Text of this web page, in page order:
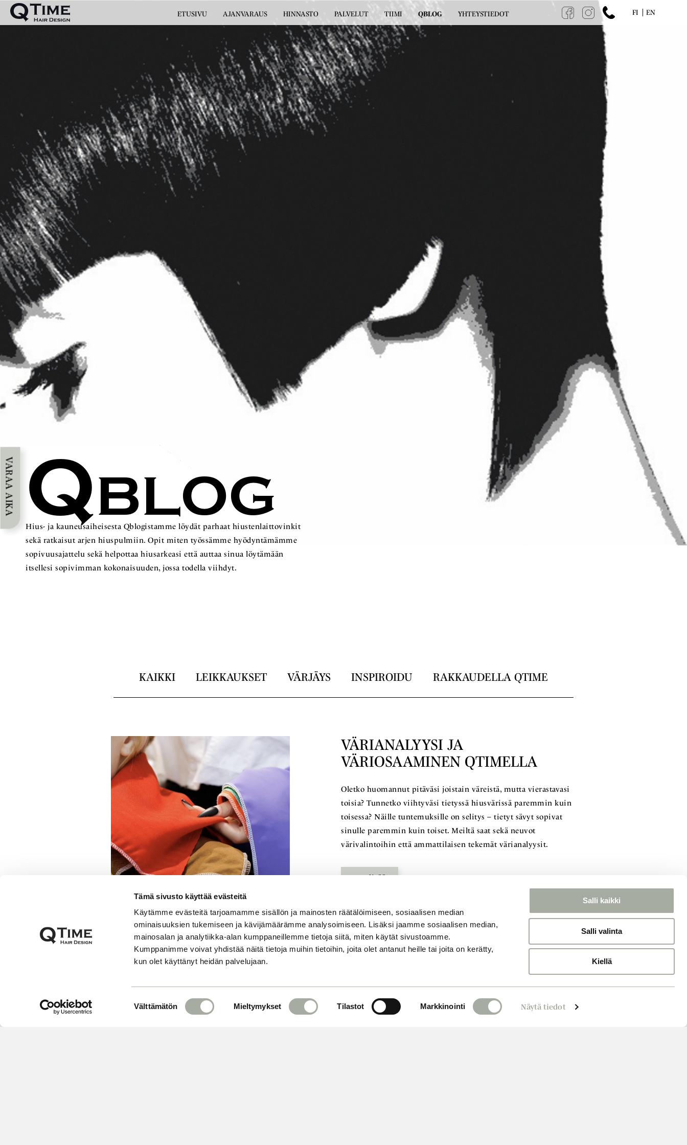
Tämä sivusto käyttää evästeitä
Käytämme evästeitä tarjoamamme sisällön ja mainosten räätälöimiseen, sosiaalisen median
ominaisuuksien tukemiseen ja kävijämäärämme analysoimiseen. Lisäksi jaamme sosiaalisen median,
mainosalan ja analytiikka-alan kumppaneillemme tietoja siitä, miten käytät sivustoamme.
Kumppanimme voivat yhdistää näitä tietoja muihin tietoihin, joita olet antanut heille tai joita on kerätty,
kun olet käyttänyt heidän palvelujaan.
Välttämätön Mieltymykset Tilastot Markkinointi Näytä tiedot
Salli kaikki
Salli valinta
Kiellä
ETUSIVU AJANVARAUS HINNASTO PALVELUT TIIMI QBLOG YHTEYSTIEDOT FI EN
QBLOG
Hius- ja kauneusaiheisesta Qblogistamme löydät parhaat hiustenlaittovinkit
sekä ratkaisut arjen hiuspulmiin. Opit miten työssämme hyödyntämämme
sopivuusajattelu sekä helpottaa hiusarkeasi että auttaa sinua löytämään
itsellesi sopivimman kokonaisuuden, jossa todella viihdyt.
KAIKKI LEIKKAUKSET VÄRJÄYS INSPIROIDU RAKKAUDELLA QTIME
VÄRIANALYYSI JA
VÄRIOSAAMINEN QTIMELLA
Oletko huomannut pitäväsi joistain väreistä, mutta vierastavasi
toisia? Tunnetko viihtyväsi tietyssä hiusvärissä paremmin kuin
toisessa? Näille tuntemuksille on selitys – tietyt sävyt sopivat
sinulle paremmin kuin toiset. Meiltä saat sekä neuvot
värivalintoihin että ammattilaisen tekemät värianalyysit.
Lue lisää
VARAA AIKA